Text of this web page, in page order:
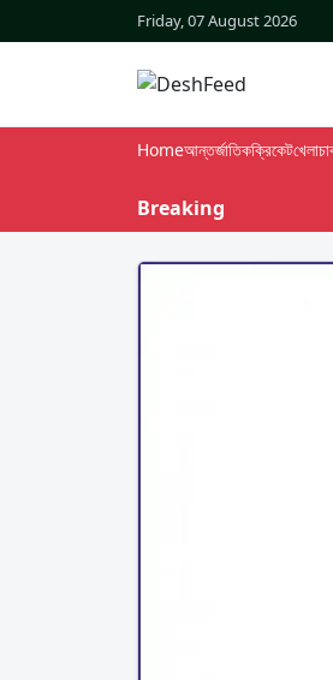
Friday, 07 August 2026
Homeআন্তর্জাতিকক্রিকেটখেলা
Breaking